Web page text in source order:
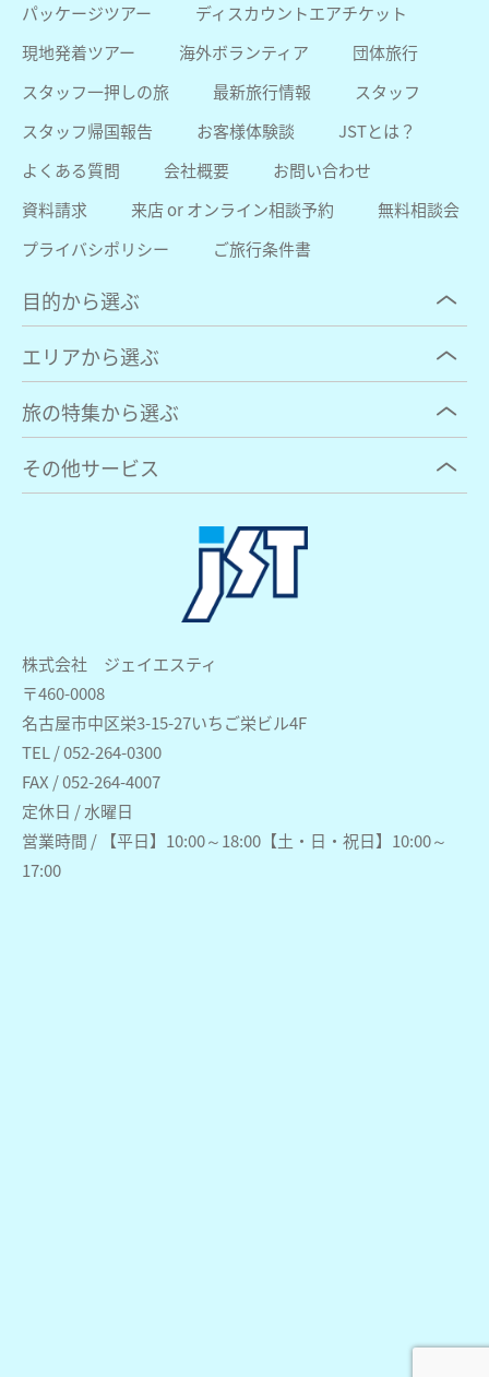
株式会社 ジェイエスティ
〒460-0008
名古屋市中区栄3-15-27いちご栄ビル4F
TEL / 052-264-0300
FAX / 052-264-4007
定休日 / 水曜日
営業時間 / 【平日】10:00～18:00【土・日・祝日】10:00～
17:00
パッケージツアー
ディスカウントエアチケット
現地発着ツアー
海外ボランティア
団体旅行
スタッフ一押しの旅
最新旅行情報
スタッフ
スタッフ帰国報告
お客様体験談
JSTとは？
よくある質問
会社概要
お問い合わせ
資料請求
来店 or オンライン相談予約
無料相談会
プライバシポリシー
ご旅行条件書
目的から選ぶ
エリアから選ぶ
旅の特集から選ぶ
その他サービス